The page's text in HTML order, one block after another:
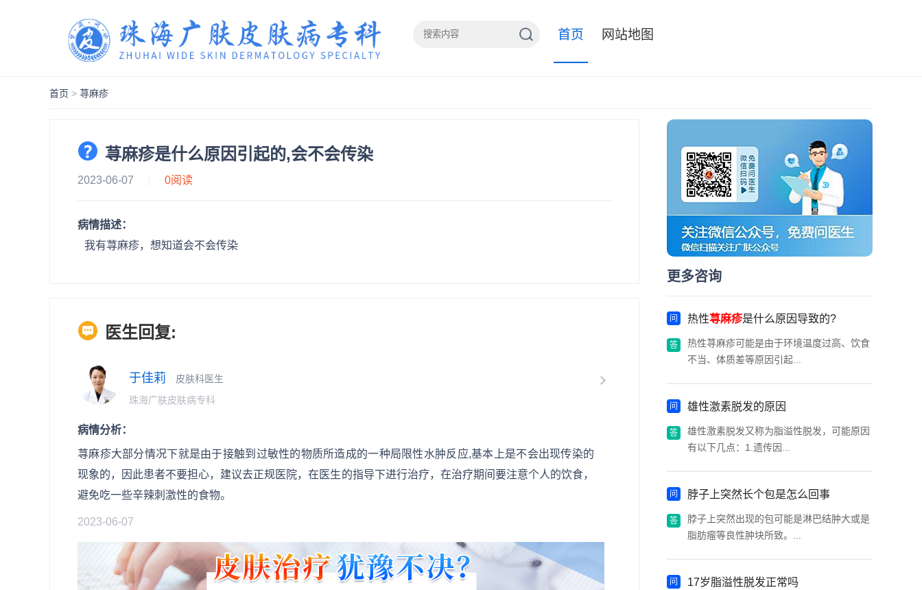
首页 网站地图
首页 > 荨麻疹
荨麻疹是什么原因引起的,会不会传染
2023-06-07 0阅读
病情描述：
我有荨麻疹，想知道会不会传染
医生回复:
于佳莉
皮肤科医生
珠海广肤皮肤病专科
病情分析：
荨麻疹大部分情况下就是由于接触到过敏性的物质所造成的一种局限性水肿反应,基本上是不会出现传染的
现象的，因此患者不要担心，建议去正规医院，在医生的指导下进行治疗，在治疗期间要注意个人的饮食，
避免吃一些辛辣刺激性的食物。
2023-06-07
更多咨询
热性荨麻疹是什么原因导致的?
热性荨麻疹可能是由于环境温度过高、饮食
不当、体质差等原因引起...
雄性激素脱发的原因
雄性激素脱发又称为脂溢性脱发，可能原因
有以下几点：1.遗传因...
脖子上突然长个包是怎么回事
脖子上突然出现的包可能是淋巴结肿大或是
脂肪瘤等良性肿块所致。...
17岁脂溢性脱发正常吗